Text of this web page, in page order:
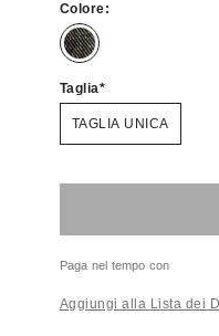
Colore:
Taglia
TAGLIA UNICA
Paga nel tempo con
Aggiungi alla Lista dei